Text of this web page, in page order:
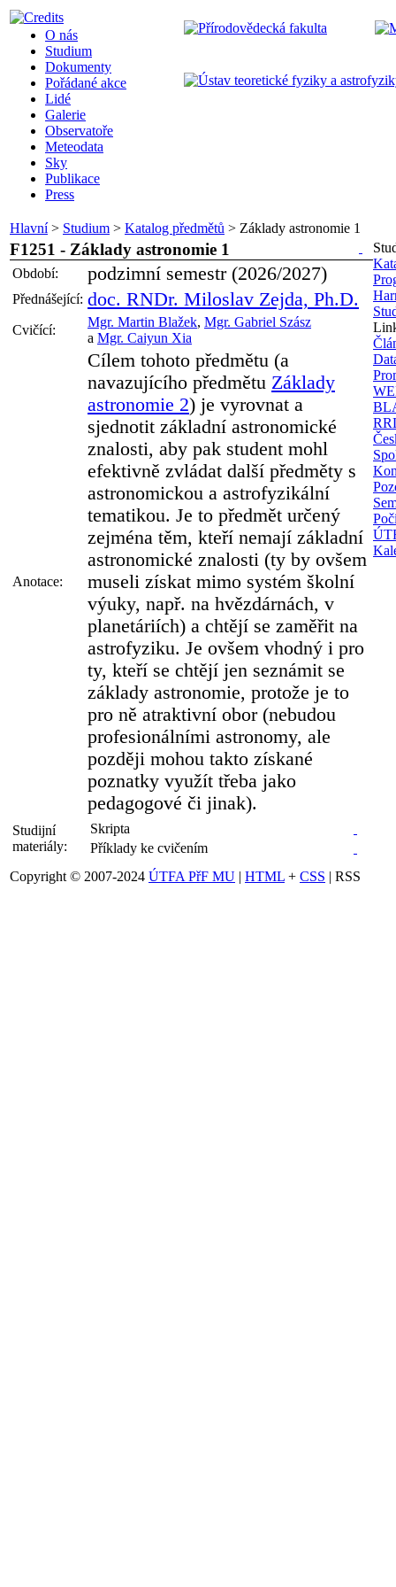
O nás
Studium
Dokumenty
Pořádané akce
Lidé
Galerie
Observatoře
Meteodata
Sky
Publikace
Press
Hlavní> Studium > Katalog předmětů > Základy astronomie 1
F1251 - Základy astronomie 1
Období: podzimní semestr (2026/2027)
Přednášející: doc. RNDr. Miloslav Zejda, Ph.D.
Cvičící:
Mgr. Martin Blažek, Mgr. Gabriel Szász
a Mgr. Caiyun Xia
Anotace:
Cílem tohoto předmětu (a
navazujícího předmětu Základy
astronomie 2) je vyrovnat a
sjednotit základní astronomické
znalosti, aby pak student mohl
efektivně zvládat další předměty s
astronomickou a astrofyzikální
tematikou. Je to předmět určený
zejména těm, kteří nemají základní
astronomické znalosti (ty by ovšem
museli získat mimo systém školní
výuky, např. na hvězdárnách, v
planetáriích) a chtějí se zaměřit na
astrofyziku. Je ovšem vhodný i pro
ty, kteří se chtějí jen seznámit se
základy astronomie, protože je to
pro ně atraktivní obor (nebudou
profesionálními astronomy, ale
později mohou takto získané
poznatky využít třeba jako
pedagogové či jinak).
Studijní
materiály:
Skripta
Příklady ke cvičením
Copyright © 2007-2024 ÚTFA PřF MU | HTML + CSS | RSS